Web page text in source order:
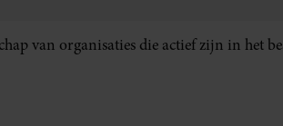
van organisaties die actief zijn in het